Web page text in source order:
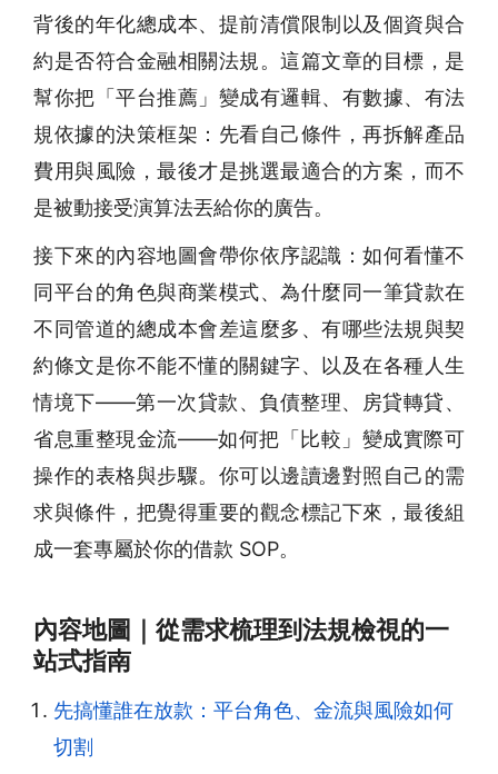
背後的年化總成本、提前清償限制以及個資與合
約是否符合金融相關法規。這篇文章的目標，是
幫你把「平台推薦」變成有邏輯、有數據、有法
規依據的決策框架：先看自己條件，再拆解產品
費用與風險，最後才是挑選最適合的方案，而不
是被動接受演算法丟給你的廣告。
接下來的內容地圖會帶你依序認識：如何看懂不
同平台的角色與商業模式、為什麼同一筆貸款在
不同管道的總成本會差這麼多、有哪些法規與契
約條文是你不能不懂的關鍵字、以及在各種人生
情境下——第一次貸款、負債整理、房貸轉貸、
省息重整現金流——如何把「比較」變成實際可
操作的表格與步驟。你可以邊讀邊對照自己的需
求與條件，把覺得重要的觀念標記下來，最後組
成一套專屬於你的借款 SOP。
內容地圖｜從需求梳理到法規檢視的一
站式指南
先搞懂誰在放款：平台角色、金流與風險如何
切割